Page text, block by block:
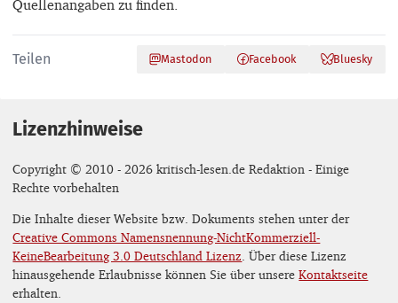
Quellenangaben zu finden.
Teilen Mastodon Facebook Bluesky
Lizenzhinweise
Copyright © 2010 - 2026 kritisch-lesen.de Redaktion - Einige
Rechte vorbehalten
Die Inhalte dieser Website bzw. Dokuments stehen unter der
Creative Commons Namensnennung-NichtKommerziell-
KeineBearbeitung 3.0 Deutschland Lizenz . Über diese Lizenz
hinausgehende Erlaubnisse können Sie über unsereKontaktseite
erhalten.